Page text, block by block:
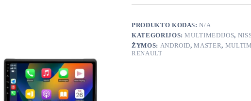
2020-
android
multimedija
PRODUKTO KODAS:N/A
KATEGORIJOS:MULTIMEDIJOS,
ŽYMOS: ANDROID,MASTER,
RENAULT